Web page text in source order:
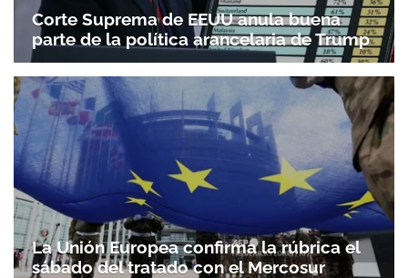
Corte Suprema de EEUU anula buena
parte de la política arancelaria de Trump
La Unión Europea confirma la rúbrica el
sábado del tratado con el Mercosur